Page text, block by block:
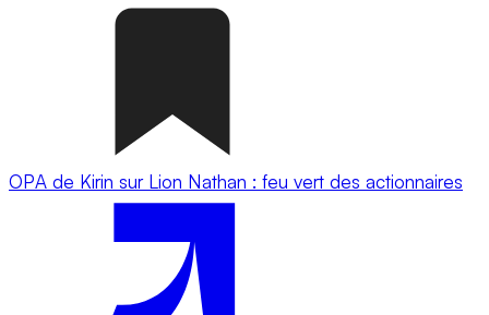
OPA de Kirin sur Lion Nathan : feu vert des actionnaires